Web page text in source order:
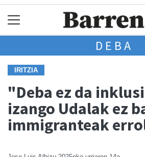
DEBA
IRITZIA
"Deba ez da
izango Udalak ez
immigranteak